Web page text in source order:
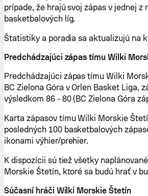
prípade, že hrajú svoj zápas v jednej z
basketbalových líg.
Štatistiky a poradia sa aktualizujú na
Predchádzajúci zápas tímu Wilki
Predchádzajúci zápas tímu Wilki
BC Zielona Góra v Orlen Basket Liga,
výsledkom 86 - 80 (BC Zielona Góra
Karta zápasov tímu Wilki Morskie
posledných 100 basketbalových
ikonami výhier/prehier.
K dispozícii sú tiež všetky
Morskie Štetín, ktoré sa budú hrať v
Súčasní hráči Wilki Morskie Štetín